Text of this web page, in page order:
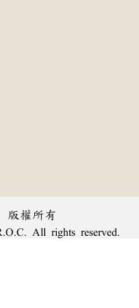
版權所有
All rights reserved.